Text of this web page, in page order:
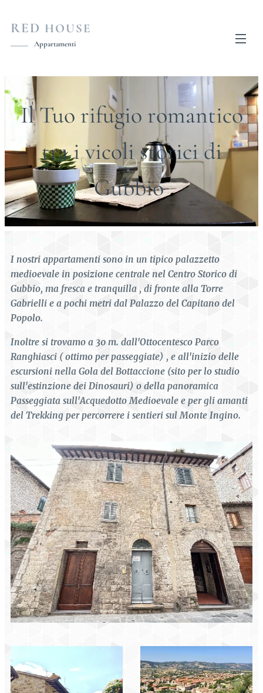
RED HOUSE
Appartamenti
Il Tuo rifugio romantico
tra i vicoli storici di
Gubbio
I nostri appartamenti sono in un tipico palazzetto
medioevale in posizione centrale nel Centro Storico di
Gubbio, ma fresca e tranquilla , di fronte alla Torre
Gabrielli e a pochi metri dal Palazzo del Capitano del
Popolo.
Inoltre si trovamo a 30 m. dall'Ottocentesco Parco
Ranghiasci ( ottimo per passeggiate) , e all'inizio delle
escursioni nella Gola del Bottaccione (sito per lo studio
sull'estinzione dei Dinosauri) o della panoramica
Passeggiata sull'Acquedotto Medioevale e per gli amanti
del Trekking per percorrere i sentieri sul Monte Ingino.